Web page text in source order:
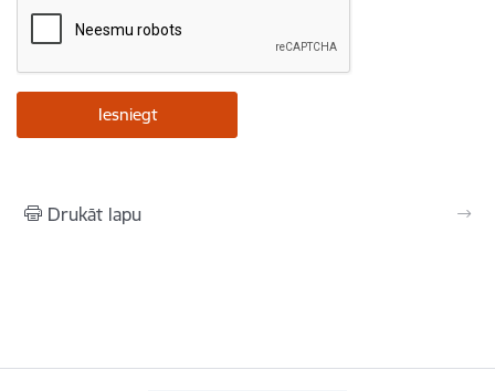
Drukāt lapu